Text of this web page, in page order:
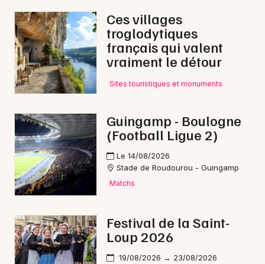
Sports
Soirées
Sorties famille
Sorties & loisirs
Nuit des Musées dans les Côtes d'Armor
Nuit des Musées en Bretagne
Newsletter des sorties
Paris
Strasbourg
Toulouse
Toutes les villes
Ces villages
troglodytiques
français qui valent
vraiment le détour
Sites touristiques et monuments
Guingamp - Boulogne
(Football Ligue 2)
Le 14/08/2026
Stade de Roudourou - Guingamp
Matchs
Festival de la Saint-
Loup 2026
19/08/2026 → 23/08/2026